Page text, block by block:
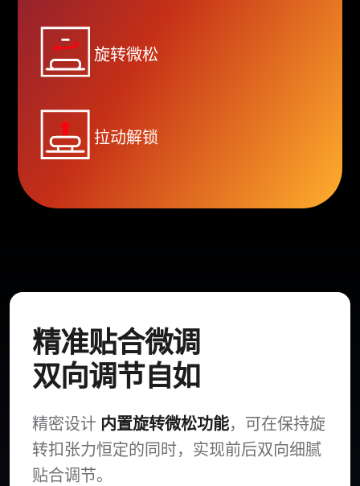
旋转微松
拉动解锁
精准贴合微调
双向调节自如
精密设计 内置旋转微松功能，可在保持旋
转扣张力恒定的同时，实现前后双向细腻
贴合调节。